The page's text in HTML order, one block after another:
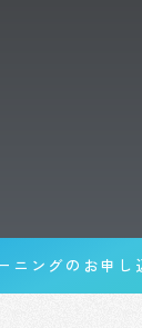
ニングのお申